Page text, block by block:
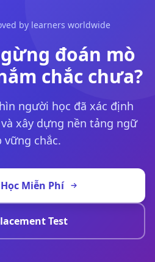
by learners worldwide
đoán mò
chắc chưa?
người học đã xác định
xây dựng nền tảng ngữ
vững chắc.
Miễn Phí
Test